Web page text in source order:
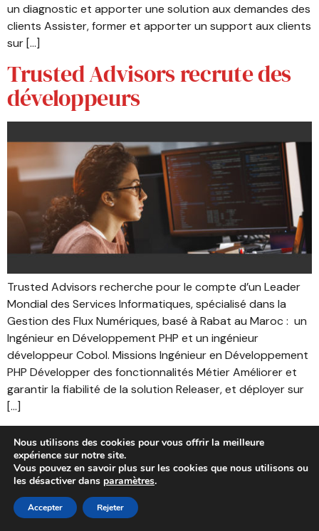
un diagnostic et apporter une solution aux demandes des
clients Assister, former et apporter un support aux clients
sur […]
Trusted Advisors recrute des
développeurs
Trusted Advisors recherche pour le compte d’un Leader
Mondial des Services Informatiques, spécialisé dans la
Gestion des Flux Numériques, basé à Rabat au Maroc : un
Ingénieur en Développement PHP et un ingénieur
développeur Cobol. Missions Ingénieur en Développement
PHP Développer des fonctionnalités Métier Améliorer et
garantir la fiabilité de la solution Releaser, et déployer sur
[…]
Air Sénégal recrute un
Responsable des Applications
Informatiques
Nous utilisons des cookies pour vous offrir la meilleure
expérience sur notre site.
Vous pouvez en savoir plus sur les cookies que nous utilisons ou
les désactiver dans paramètres.
Accepter Rejeter